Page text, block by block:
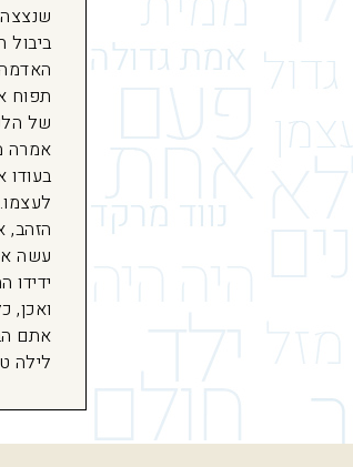
תפוח
של
אמרה
בעודו
הזהב,
עשה
ואכן,
אתם
לילה